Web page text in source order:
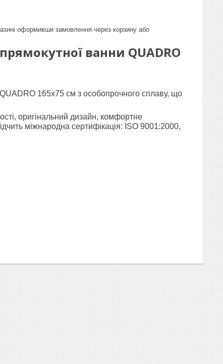
оформивши замовлення через корзину або
ванни QUADRO
165х75 см з особопрочного сплаву, що
оригінальний дизайн, комфортне
міжнародна сертифікація: ISO 9001:2000,